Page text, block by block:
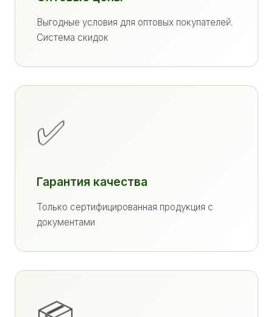
Выгодные условия для оптовых покупателей.
Система скидок
✅
Гарантия качества
Только сертифицированная продукция с
документами